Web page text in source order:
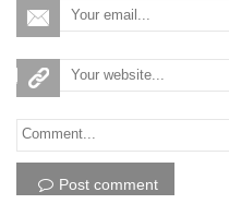
Post comment